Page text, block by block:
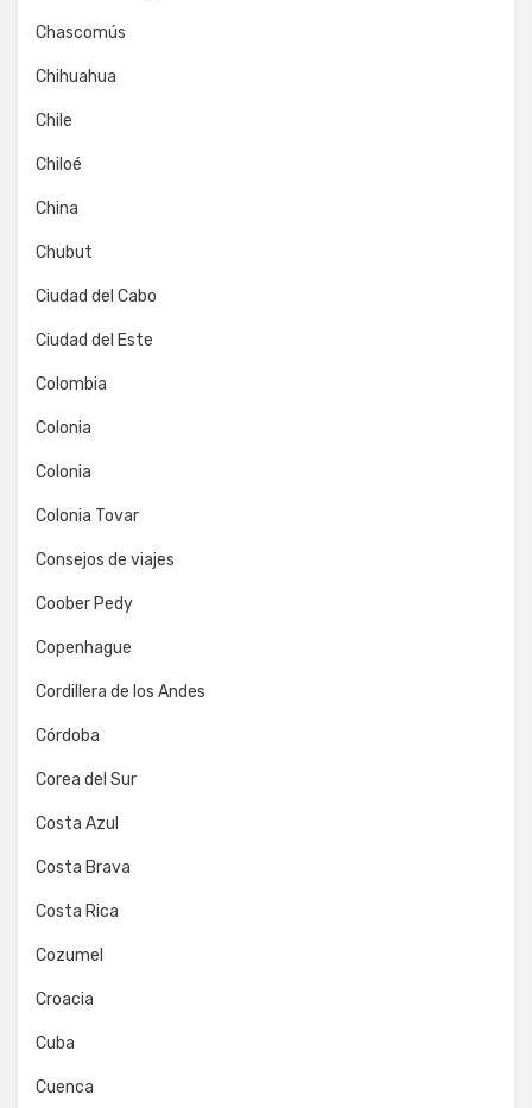
Chascomús
Chihuahua
Chile
Chiloé
China
Chubut
Ciudad del Cabo
Ciudad del Este
Colombia
Colonia
Colonia
Colonia Tovar
Consejos de viajes
Coober Pedy
Copenhague
Cordillera de los Andes
Córdoba
Corea del Sur
Costa Azul
Costa Brava
Costa Rica
Cozumel
Croacia
Cuba
Cuenca